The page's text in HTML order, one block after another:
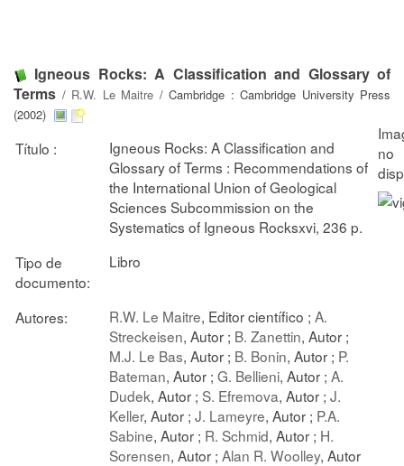
Igneous Rocks: A Classification and Glossary of
Terms / R.W. Le Maitre / Cambridge : Cambridge University Press
(2002)
Título :
Igneous Rocks: A Classification and
Glossary of Terms : Recommendations of
the International Union of Geological
Sciences Subcommission on the
Systematics of Igneous Rocksxvi, 236 p.
Tipo de
documento:
Libro
Autores: R.W. Le Maitre, Editor científico ; A.
Streckeisen, Autor ; B. Zanettin, Autor ;
M.J. Le Bas, Autor ; B. Bonin, Autor ; P.
Bateman, Autor ; G. Bellieni, Autor ; A.
Dudek, Autor ; S. Efremova, Autor ; J.
Keller, Autor ; J. Lameyre, Autor ; P.A.
Sabine, Autor ; R. Schmid, Autor ; H.
Sorensen, Autor ; Alan R. Woolley, Autor